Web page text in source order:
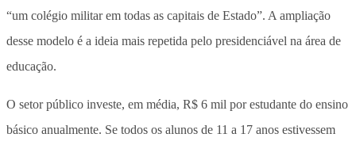
“um colégio militar em todas as capitais de Estado”. A ampliação
desse modelo é a ideia mais repetida pelo presidenciável na área de
educação.
O setor público investe, em média, R$ 6 mil por estudante do ensino
básico anualmente. Se todos os alunos de 11 a 17 anos estivessem